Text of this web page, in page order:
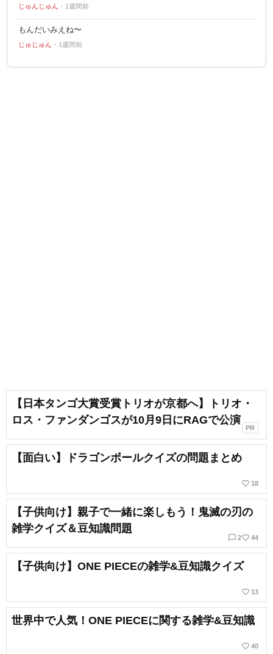
じゅんじゅん 1週間前
もんだいみえね〜
じゅじゅん 1週間前
【日本タンゴ大賞受賞トリオが京都へ】トリオ・
ロス・ファンダンゴスが10月9日にRAGで公演
PR
【面白い】ドラゴンボールクイズの問題まとめ
favorite_border 18
【子供向け】親子で一緒に楽しもう！鬼滅の刃の
雑学クイズ＆豆知識問題
chat_bubble_outline 2favorite_border 44
【子供向け】ONE PIECEの雑学&豆知識クイズ
favorite_border 13
世界中で人気！ONE PIECEに関する雑学&豆知識
favorite_border 40